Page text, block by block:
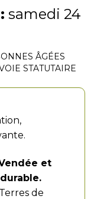
samedi 24
ÂGÉES
STATUTAIRE
et
de